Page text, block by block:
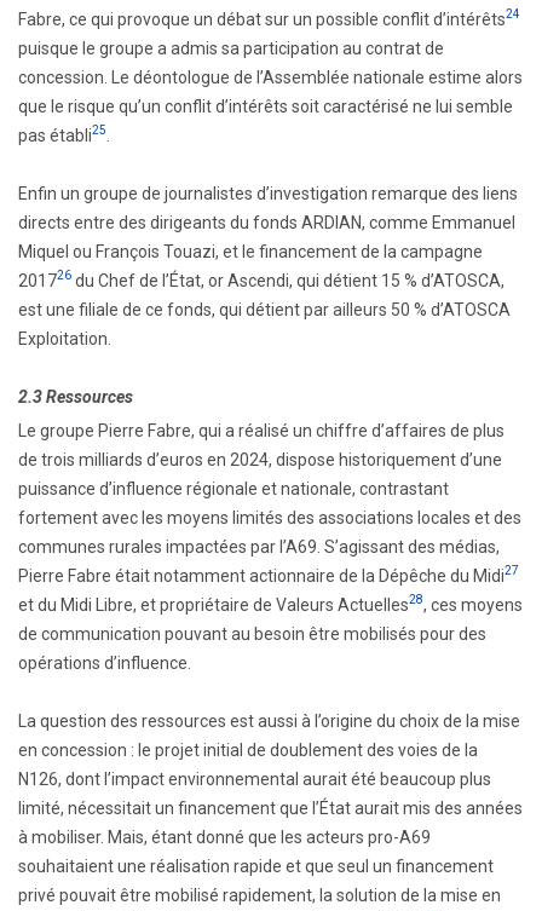
Fabre, ce qui provoque un débat sur un possible conflit d’intérêts24
puisque le groupe a admis sa participation au contrat de
concession. Le déontologue de l’Assemblée nationale estime alors
que le risque qu’un conflit d’intérêts soit caractérisé ne lui semble
pas établi25
Enfin un groupe de journalistes d’investigation remarque des liens
directs entre des dirigeants du fonds ARDIAN, comme Emmanuel
Miquel ou François Touazi, et le financement de la campagne
201726 du Chef de l’État, or Ascendi, qui détient 15 % d’ATOSCA,
est une filiale de ce fonds, qui détient par ailleurs 50 % d’ATOSCA
Exploitation.
2.3 Ressources
Le groupe Pierre Fabre, qui a réalisé un chiffre d’affaires de plus
de trois milliards d’euros en 2024, dispose historiquement d’une
puissance d’influence régionale et nationale, contrastant
fortement avec les moyens limités des associations locales et des
communes rurales impactées par l’A69. S’agissant des médias,
Pierre Fabre était notamment actionnaire de la Dépêche du Midi27
et du Midi Libre, et propriétaire de Valeurs Actuelles28, ces moyens
de communication pouvant au besoin être mobilisés pour des
opérations d’influence.
La question des ressources est aussi à l’origine du choix de la mise
en concession : le projet initial de doublement des voies de la
N126, dont l’impact environnemental aurait été beaucoup plus
limité, nécessitait un financement que l’État aurait mis des années
à mobiliser. Mais, étant donné que les acteurs pro-A69
souhaitaient une réalisation rapide et que seul un financement
privé pouvait être mobilisé rapidement, la solution de la mise en